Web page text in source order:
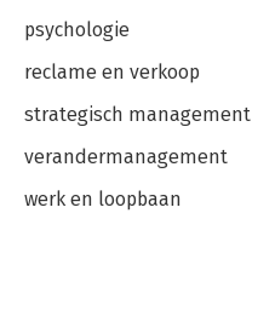
psychologie
reclame en verkoop
strategisch management
verandermanagement
werk en loopbaan